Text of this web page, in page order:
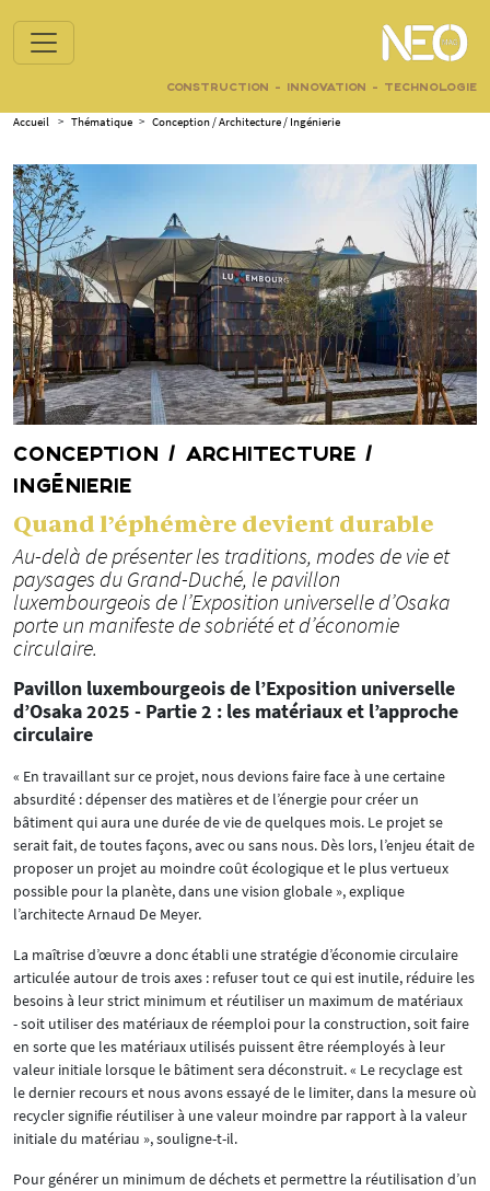
CONSTRUCTION - INNOVATION - TECHNOLOGIE
Accueil > Thématique > Conception / Architecture / Ingénierie
CONCEPTION / ARCHITECTURE /
INGÉNIERIE
Quand l’éphémère devient durable
Au-delà de présenter les traditions, modes de vie et
paysages du Grand-Duché, le pavillon
luxembourgeois de l’Exposition universelle d’Osaka
porte un manifeste de sobriété et d’économie
circulaire.
Pavillon luxembourgeois de l’Exposition universelle
d’Osaka 2025 - Partie 2 : les matériaux et l’approche
circulaire
« En travaillant sur ce projet, nous devions faire face à une certaine
absurdité : dépenser des matières et de l’énergie pour créer un
bâtiment qui aura une durée de vie de quelques mois. Le projet se
serait fait, de toutes façons, avec ou sans nous. Dès lors, l’enjeu était de
proposer un projet au moindre coût écologique et le plus vertueux
possible pour la planète, dans une vision globale », explique
l’architecte Arnaud De Meyer.
La maîtrise d’œuvre a donc établi une stratégie d’économie circulaire
articulée autour de trois axes : refuser tout ce qui est inutile, réduire les
besoins à leur strict minimum et réutiliser un maximum de matériaux
- soit utiliser des matériaux de réemploi pour la construction, soit faire
en sorte que les matériaux utilisés puissent être réemployés à leur
valeur initiale lorsque le bâtiment sera déconstruit. « Le recyclage est
le dernier recours et nous avons essayé de le limiter, dans la mesure où
recycler signifie réutiliser à une valeur moindre par rapport à la valeur
initiale du matériau », souligne-t-il.
Pour générer un minimum de déchets et permettre la réutilisation d’un